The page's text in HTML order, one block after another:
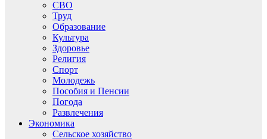
СВО
Труд
Образование
Культура
Здоровье
Религия
Спорт
Молодежь
Пособия и Пенсии
Погода
Развлечения
Экономика
Сельское хозяйство